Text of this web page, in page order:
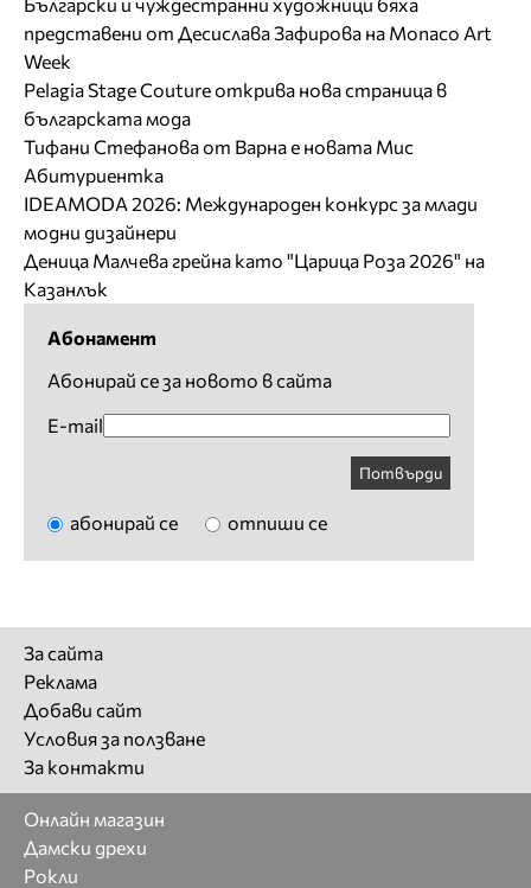
представени от Десислава Зафирова на Monaco Art
Week
Pelagia Stage Couture открива нова страница в
българската мода
Тифани Стефанова от Варна е новата Мис
Абитуриентка
IDEAMODA 2026: Международен конкурс за млади
модни дизайнери
Деница Малчева грейна като "Царица Роза 2026" на
Казанлък
Абонамент
Абонирай се за новото в сайта
E-mail
Потвърди
абонирай се отпиши се
За сайта
Реклама
Добави сайт
Условия за ползване
За контакти
Онлайн магазин
Дамски дрехи
Рокли